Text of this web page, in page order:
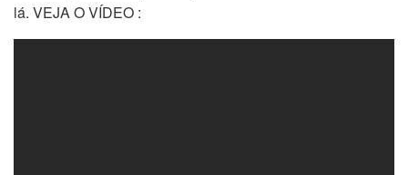
lá. VEJA O VÍDEO :